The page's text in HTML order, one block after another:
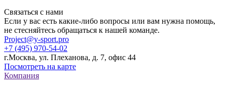
Связаться с нами
Если у вас есть какие-либо вопросы или вам нужна помощь,
не стесняйтесь обращаться к нашей команде.
Project@y-sport.pro
+7 (495) 970-54-02
г.Москва, ул. Плеханова, д. 7, офис 44
Посмотреть на карте
Компания